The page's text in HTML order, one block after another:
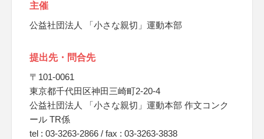
主催
公益社団法人 「小さな親切」運動本部
提出先・問合先
〒101-0061
東京都千代田区神田三崎町2-20-4
公益社団法人 「小さな親切」運動本部 作文コンク
ール TR係
tel : 03-3263-2866 / fax : 03-3263-3838